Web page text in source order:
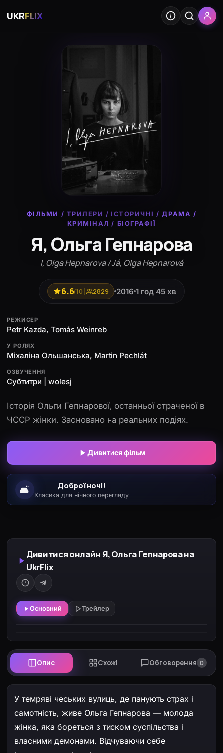
UKRFLIX
ФІЛЬМИ / ТРИЛЕРИ / ІСТОРИЧНІ /ДРАМА /
КРИМІНАЛ / БІОГРАФІЇ
Я, Ольга Гепнарова
I, Olga Hepnarova / Já, Olga Hepnarová
6.6/10 2829 2016 1 год 45 хв
РЕЖИСЕР
Petr Kazda, Tomás Weinreb
У РОЛЯХ
Міхаліна Ольшанська, Martin Pechlát
ОЗВУЧЕННЯ
Субтитри | wolesj
Історія Ольги Гепнарової, останньої страченої в
ЧССР жінки. Засновано на реальних подіях.
Дивитися фільм
🛋️ Доброї ночі!
Класика для нічного перегляду
Дивитися онлайн Я, Ольга Гепнарова на
UkrFlix
Основний Трейлер
Опис Схожі Обговорення 0
У темряві чеських вулиць, де панують страх і
самотність, живе Ольга Гепнарова — молода
жінка, яка бореться з тиском суспільства і
власними демонами. Відчуваючи себе